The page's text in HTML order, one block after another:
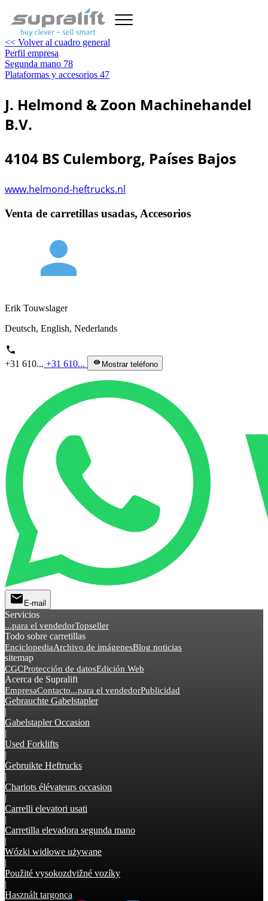
<< Volver al cuadro general
Perfil empresa
Segunda mano 78
Plataformas y accesorios 47
J. Helmond & Zoon Machinehandel
B.V.
4104 BS Culemborg, Países Bajos
www.helmond-heftrucks.nl
Venta de carretillas usadas, Accesorios
person
Erik Touwslager
Deutsch, English, Nederlands
phone
+31 610... +31 610... visibility Mostrar teléfono
mail E-mail
Servicios
...para el vendedorTopseller
Todo sobre carretillas
EnciclopediaArchivo de imágenesBlog noticias
sitemap
CGCProtección de datosEdición Web
Acerca de Supralift
EmpresaContacto...para el vendedorPublicidad
Gebrauchte Gabelstapler
|
Gabelstapler Occasion
|
Used Forklifts
|
Gebruikte Heftrucks
|
Chariots élévateurs occasion
|
Carrelli elevatori usati
|
Carretilla elevadora segunda mano
|
Wózki widłowe używane
|
Použité vysokozdvižné vozíky
|
Használt targonca